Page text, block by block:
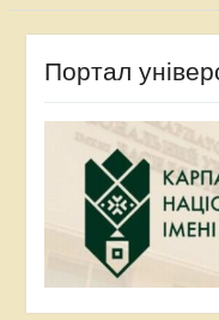
Портал